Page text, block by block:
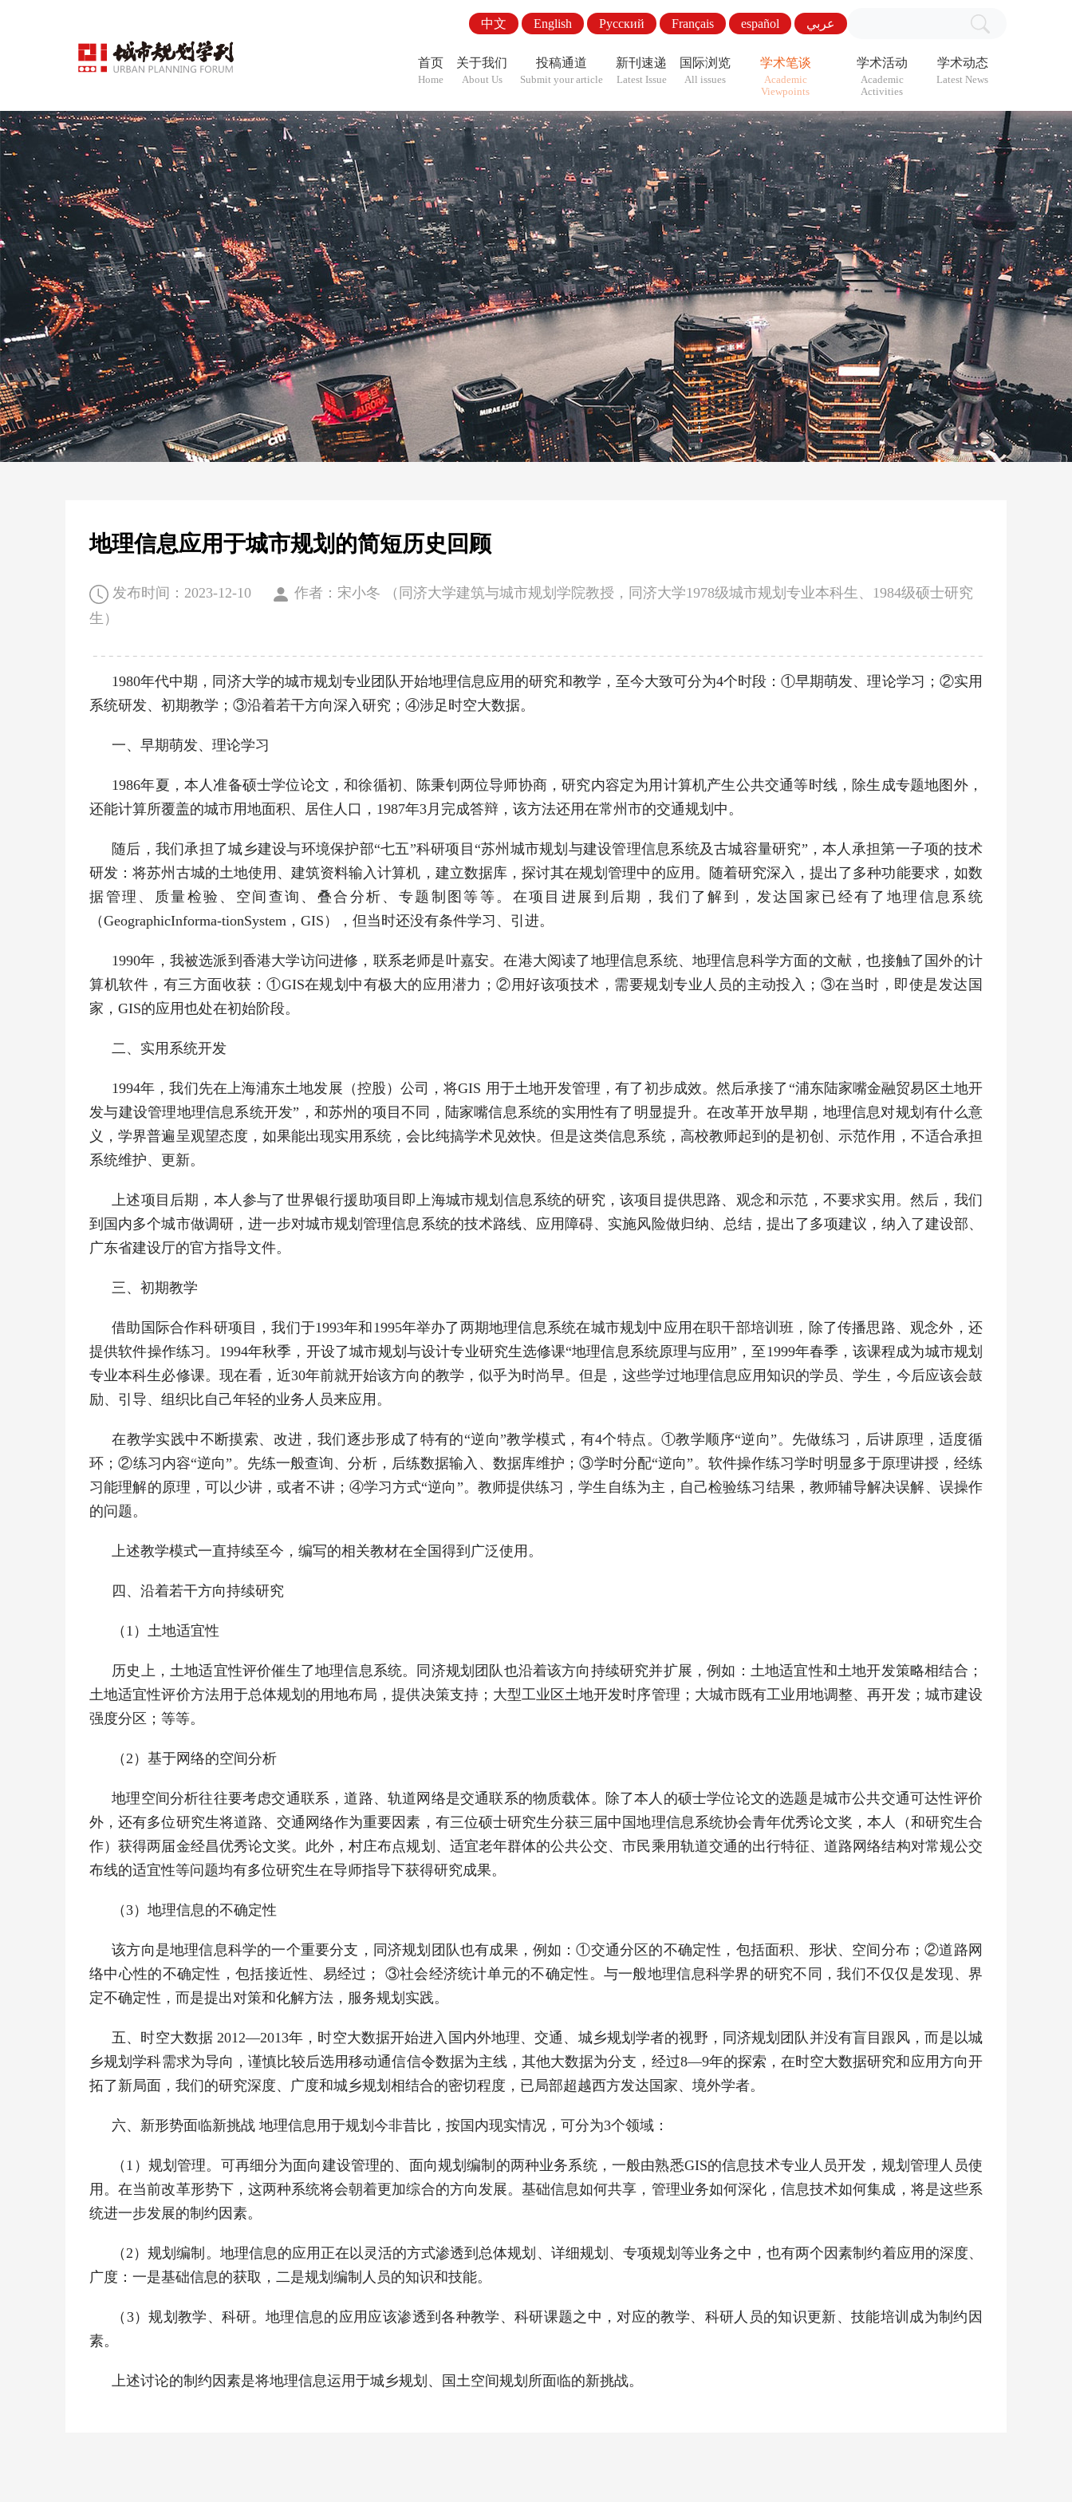
中文 English Pусский Français español عربي
首页
Home
关于我们
About Us
投稿通道
Submit your article
新刊速递
Latest Issue
国际浏览
All issues
学术笔谈
Academic
Viewpoints
学术活动
Academic
Activities
学术动态
Latest News
地理信息应用于城市规划的简短历史回顾
发布时间：2023-12-10
作者：宋小冬 （同济大学建筑与城市规划学院教授，同济大学1978级城市规划专业本科生、1984级硕士研究
生）
1980年代中期，同济大学的城市规划专业团队开始地理信息应用的研究和教学，至今大致可分为4个时段：①早期萌发、理论学习；②实用
系统研发、初期教学；③沿着若干方向深入研究；④涉足时空大数据。
一、早期萌发、理论学习
1986年夏，本人准备硕士学位论文，和徐循初、陈秉钊两位导师协商，研究内容定为用计算机产生公共交通等时线，除生成专题地图外，
还能计算所覆盖的城市用地面积、居住人口，1987年3月完成答辩，该方法还用在常州市的交通规划中。
随后，我们承担了城乡建设与环境保护部“七五”科研项目“苏州城市规划与建设管理信息系统及古城容量研究”，本人承担第一子项的技术
研发：将苏州古城的土地使用、建筑资料输入计算机，建立数据库，探讨其在规划管理中的应用。随着研究深入，提出了多种功能要求，如数
据管理、质量检验、空间查询、叠合分析、专题制图等等。在项目进展到后期，我们了解到，发达国家已经有了地理信息系统
（GeographicInforma-tionSystem，GIS），但当时还没有条件学习、引进。
1990年，我被选派到香港大学访问进修，联系老师是叶嘉安。在港大阅读了地理信息系统、地理信息科学方面的文献，也接触了国外的计
算机软件，有三方面收获：①GIS在规划中有极大的应用潜力；②用好该项技术，需要规划专业人员的主动投入；③在当时，即使是发达国
家，GIS的应用也处在初始阶段。
二、实用系统开发
1994年，我们先在上海浦东土地发展（控股）公司，将GIS 用于土地开发管理，有了初步成效。然后承接了“浦东陆家嘴金融贸易区土地开
发与建设管理地理信息系统开发”，和苏州的项目不同，陆家嘴信息系统的实用性有了明显提升。在改革开放早期，地理信息对规划有什么意
义，学界普遍呈观望态度，如果能出现实用系统，会比纯搞学术见效快。但是这类信息系统，高校教师起到的是初创、示范作用，不适合承担
系统维护、更新。
上述项目后期，本人参与了世界银行援助项目即上海城市规划信息系统的研究，该项目提供思路、观念和示范，不要求实用。然后，我们
到国内多个城市做调研，进一步对城市规划管理信息系统的技术路线、应用障碍、实施风险做归纳、总结，提出了多项建议，纳入了建设部、
广东省建设厅的官方指导文件。
三、初期教学
借助国际合作科研项目，我们于1993年和1995年举办了两期地理信息系统在城市规划中应用在职干部培训班，除了传播思路、观念外，还
提供软件操作练习。1994年秋季，开设了城市规划与设计专业研究生选修课“地理信息系统原理与应用”，至1999年春季，该课程成为城市规划
专业本科生必修课。现在看，近30年前就开始该方向的教学，似乎为时尚早。但是，这些学过地理信息应用知识的学员、学生，今后应该会鼓
励、引导、组织比自己年轻的业务人员来应用。
在教学实践中不断摸索、改进，我们逐步形成了特有的“逆向”教学模式，有4个特点。①教学顺序“逆向”。先做练习，后讲原理，适度循
环；②练习内容“逆向”。先练一般查询、分析，后练数据输入、数据库维护；③学时分配“逆向”。软件操作练习学时明显多于原理讲授，经练
习能理解的原理，可以少讲，或者不讲；④学习方式“逆向”。教师提供练习，学生自练为主，自己检验练习结果，教师辅导解决误解、误操作
的问题。
上述教学模式一直持续至今，编写的相关教材在全国得到广泛使用。
四、沿着若干方向持续研究
（1）土地适宜性
历史上，土地适宜性评价催生了地理信息系统。同济规划团队也沿着该方向持续研究并扩展，例如：土地适宜性和土地开发策略相结合；
土地适宜性评价方法用于总体规划的用地布局，提供决策支持；大型工业区土地开发时序管理；大城市既有工业用地调整、再开发；城市建设
强度分区；等等。
（2）基于网络的空间分析
地理空间分析往往要考虑交通联系，道路、轨道网络是交通联系的物质载体。除了本人的硕士学位论文的选题是城市公共交通可达性评价
外，还有多位研究生将道路、交通网络作为重要因素，有三位硕士研究生分获三届中国地理信息系统协会青年优秀论文奖，本人（和研究生合
作）获得两届金经昌优秀论文奖。此外，村庄布点规划、适宜老年群体的公共公交、市民乘用轨道交通的出行特征、道路网络结构对常规公交
布线的适宜性等问题均有多位研究生在导师指导下获得研究成果。
（3）地理信息的不确定性
该方向是地理信息科学的一个重要分支，同济规划团队也有成果，例如：①交通分区的不确定性，包括面积、形状、空间分布；②道路网
络中心性的不确定性，包括接近性、易经过； ③社会经济统计单元的不确定性。与一般地理信息科学界的研究不同，我们不仅仅是发现、界
定不确定性，而是提出对策和化解方法，服务规划实践。
五、时空大数据 2012—2013年，时空大数据开始进入国内外地理、交通、城乡规划学者的视野，同济规划团队并没有盲目跟风，而是以城
乡规划学科需求为导向，谨慎比较后选用移动通信信令数据为主线，其他大数据为分支，经过8—9年的探索，在时空大数据研究和应用方向开
拓了新局面，我们的研究深度、广度和城乡规划相结合的密切程度，已局部超越西方发达国家、境外学者。
六、新形势面临新挑战 地理信息用于规划今非昔比，按国内现实情况，可分为3个领域：
（1）规划管理。可再细分为面向建设管理的、面向规划编制的两种业务系统，一般由熟悉GIS的信息技术专业人员开发，规划管理人员使
用。在当前改革形势下，这两种系统将会朝着更加综合的方向发展。基础信息如何共享，管理业务如何深化，信息技术如何集成，将是这些系
统进一步发展的制约因素。
（2）规划编制。地理信息的应用正在以灵活的方式渗透到总体规划、详细规划、专项规划等业务之中，也有两个因素制约着应用的深度、
广度：一是基础信息的获取，二是规划编制人员的知识和技能。
（3）规划教学、科研。地理信息的应用应该渗透到各种教学、科研课题之中，对应的教学、科研人员的知识更新、技能培训成为制约因
素。
上述讨论的制约因素是将地理信息运用于城乡规划、国土空间规划所面临的新挑战。